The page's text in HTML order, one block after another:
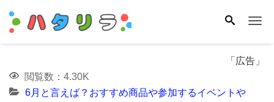
「広告」
閲覧数：4.30K
6月と言えば？おすすめ商品や参加するイベントや